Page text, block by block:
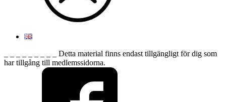
_ _ _ _ _ _ _ _ _ Detta material finns endast tillgängligt för dig som
har tillgång till medlemssidorna.